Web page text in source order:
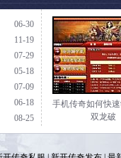
06-30
11-19
07-29
05-18
07-09
06-18
08-25
手机传奇如何快
双龙破